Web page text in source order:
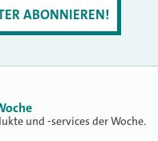
ABONNIEREN!
und -services der Woche.